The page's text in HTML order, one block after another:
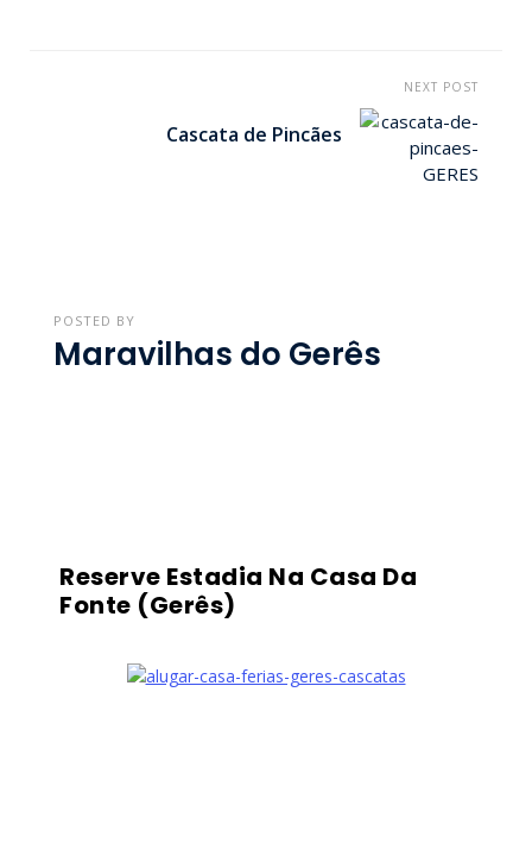
NEXT POST
Cascata de Pincães
POSTED BY
Maravilhas do Gerês
Reserve Estadia Na Casa Da
Fonte (Gerês)